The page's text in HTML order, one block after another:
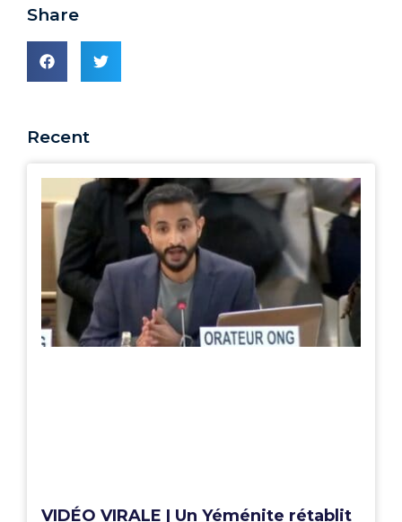
Share
Recent
VIDÉO VIRALE | Un Yéménite rétablit